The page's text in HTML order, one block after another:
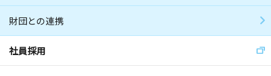
財団との連携
社員採用